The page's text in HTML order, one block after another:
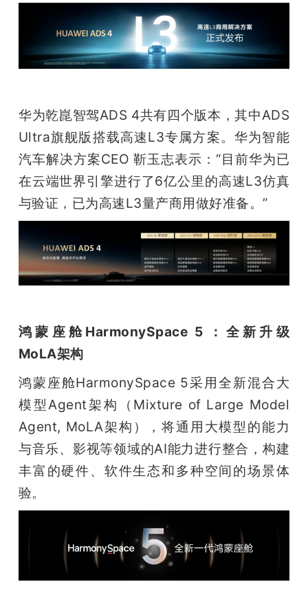
华为乾崑智驾ADS 4共有四个版本，其中ADS
Ultra旗舰版搭载高速L3专属方案。华为智能
汽车解决方案CEO 靳玉志表示：“目前华为已
在云端世界引擎进行了6亿公里的高速L3仿真
与验证，已为高速L3量产商用做好准备。”
鸿蒙座舱HarmonySpace 5 ：全新升级
MoLA架构
鸿蒙座舱HarmonySpace 5采用全新混合大
模型Agent架构（Mixture of Large Model
Agent, MoLA架构），将通用大模型的能力
与音乐、影视等领域的AI能力进行整合，构建
丰富的硬件、软件生态和多种空间的场景体
验。